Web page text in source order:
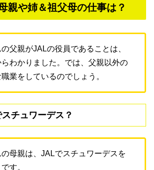
親や姉＆祖父母の仕事は？
父親がJALの役員であることは、
わかりました。では、父親以外の
業をしているのでしょう。
チュワーデス？
母親は、JALでスチュワーデスを
す。